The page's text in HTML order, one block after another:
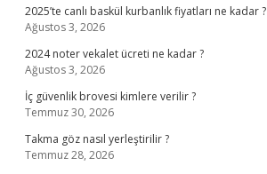
2025’te canlı baskül kurbanlık fiyatları ne kadar ?
Ağustos 3, 2026
2024 noter vekalet ücreti ne kadar ?
Ağustos 3, 2026
İç güvenlik brovesi kimlere verilir ?
Temmuz 30, 2026
Takma göz nasıl yerleştirilir ?
Temmuz 28, 2026